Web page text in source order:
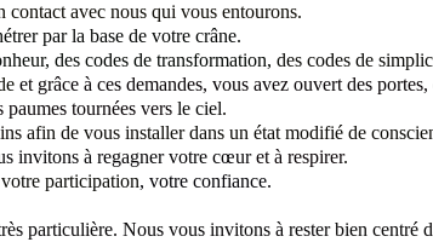
contact avec nous qui vous entourons.
par la base de votre crâne.
des codes de transformation, des codes de
et grâce à ces demandes, vous avez ouvert des
tournées vers le ciel.
afin de vous installer dans un état modifié de
invitons à regagner votre cœuret à respirer.
participation, votre confiance.
particulière. Nous vous invitons à resterbien centré